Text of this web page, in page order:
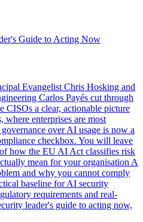
Guide to Acting Now
Evangelist Chris Hosking and
Carlos Payés cut through
CISOs a clear, actionable picture
enterprises are most
over AI usage is now a
checkbox. You will leave
how the EU AI Act classifies risk
mean for your organisation A
and why you cannot comply
baseline for AI security
requirements and real-
leader's guide to acting now,